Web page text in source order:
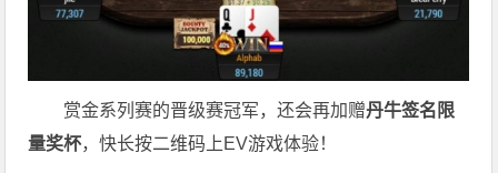
赏金系列赛的晋级赛冠军，还会再加赠丹牛签名限
量奖杯，快长按二维码上EV游戏体验！